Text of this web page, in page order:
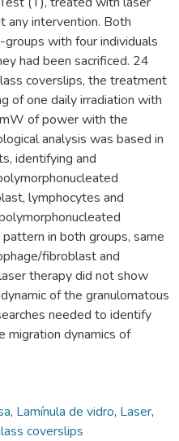
any intervention. Both
with four individuals
had been sacrificed. 24
coverslips, the treatment
of one daily irradiation with
of power with the
analysis was based in
identifying and
lymphocytes and
in both groups, same
fibroblast and
therapy did not show
of the granulomatous
needed to identify
migration dynamics of
, Lamínula de vidro, Laser,
coverslips